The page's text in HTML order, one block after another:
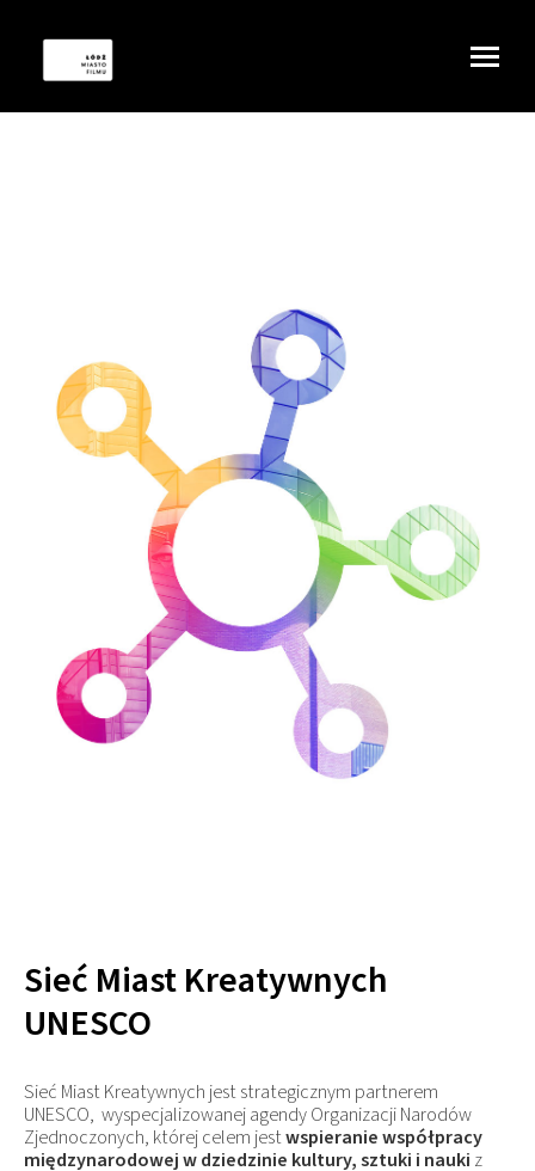
Sieć Miast Kreatywnych
UNESCO
Sieć Miast Kreatywnych jest strategicznym partnerem
UNESCO, wyspecjalizowanej agendy Organizacji Narodów
Zjednoczonych, której celem jestwspieranie współpracy
międzynarodowej w dziedzinie kultury, sztuki i nauki z